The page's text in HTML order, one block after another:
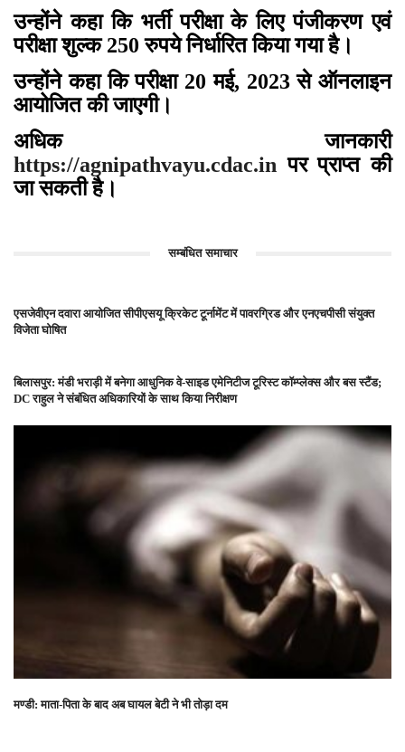
उन्होंने कहा कि भर्ती परीक्षा के लिए पंजीकरण एवं
परीक्षा शुल्क 250 रुपये निर्धारित किया गया है।
उन्होंने कहा कि परीक्षा 20 मई, 2023 से ऑनलाइन
आयोजित की जाएगी।
अधिक जानकारी
https://agnipathvayu.cdac.in पर प्राप्त की
जा सकती है।
सम्बंधित समाचार
एसजेवीएन दवारा आयोजित सीपीएसयू क्रिकेट टूर्नामेंट में पावरग्रिड और एनएचपीसी संयुक्त
विजेता घोषित
बिलासपुर: मंडी भराड़ी में बनेगा आधुनिक वे-साइड एमेनिटीज टूरिस्ट कॉम्प्लेक्स और बस स्टैंड;
DC राहुल ने संबंधित अधिकारियों के साथ किया निरीक्षण
मण्डी: माता-पिता के बाद अब घायल बेटी ने भी तोड़ा दम